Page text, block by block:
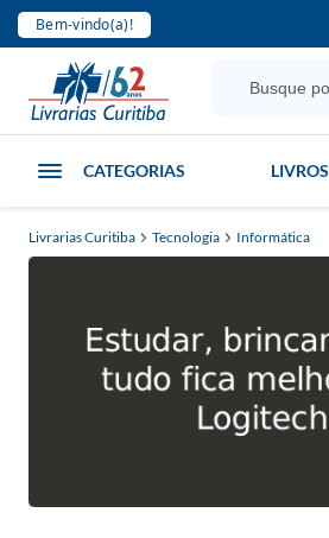
Bem-vindo(a)!
CATEGORIAS LIVROS
Livrarias Curitiba Tecnologia Informática